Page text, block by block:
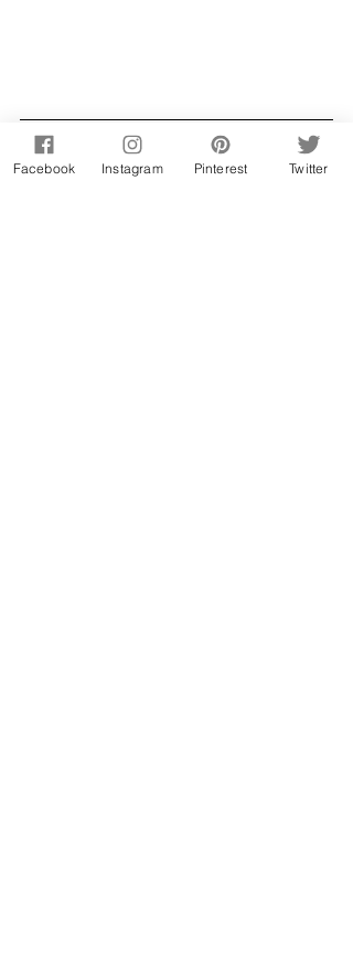
Facebook Instagram Pinterest Twitter